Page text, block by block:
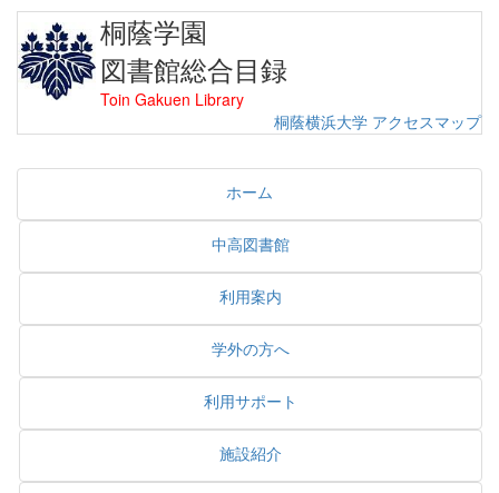
桐蔭学園
図書館総合目録
Toin Gakuen Library
桐蔭横浜大学 アクセスマップ
ホーム
中高図書館
利用案内
学外の方へ
利用サポート
施設紹介